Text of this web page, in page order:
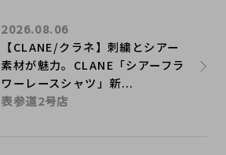
【CLANE/クラネ】刺繍とシアー
素材が魅力。CLANE「シアーフラ
ワーレースシャツ」新...
2026.08.06
表参道2号店